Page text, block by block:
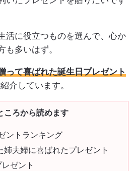
活に役立つものを選んで、心か
も多いはず。
って喜ばれた誕生日プレゼント
介しています。
ころから読めます
ントランキング
夫婦に喜ばれたプレゼント
ゼント